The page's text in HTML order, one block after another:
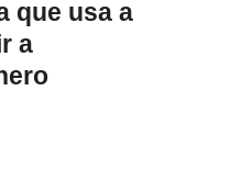
que usa a
a